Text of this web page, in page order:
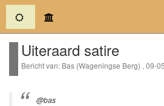
(current)
Uiteraard satire
Bericht van: Bas (Wageningse Berg) , 09-
@bas